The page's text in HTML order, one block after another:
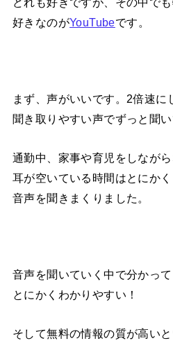
好きなのがYouTubeです。
まず、声がいいです。2倍速に
聞き取りやすい声でずっと聞い
通勤中、家事や育児をしながら
耳が空いている時間はとにか
音声を聞きまくりました。
音声を聞いていく中で分かって
とにかくわかりやすい！
そして無料の情報の質が高いと